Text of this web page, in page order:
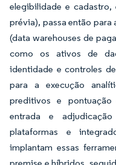
elegibilidade e
prévia), passa então para
(data warehouses de
como os ativos de
identidade e controles
para a execução
preditivos e
entrada e
plataformas e
implantam essas